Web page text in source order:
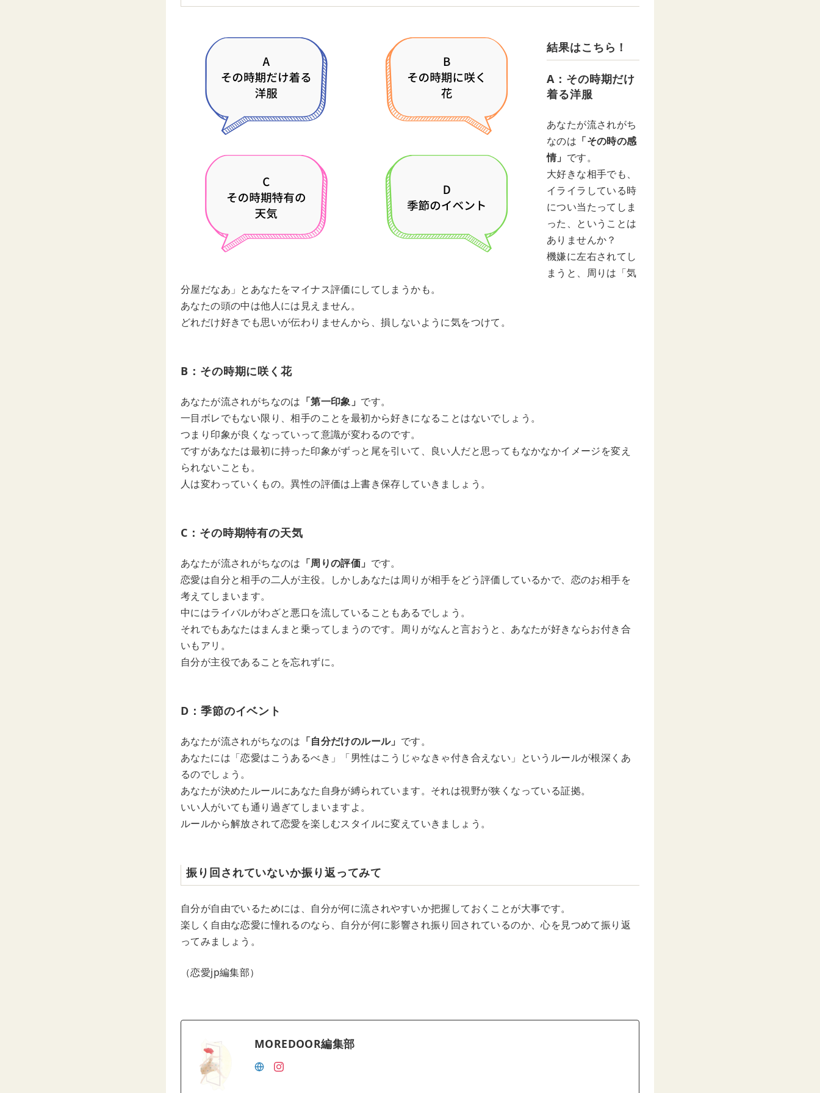
結果はこちら！
A：その時期だけ
着る洋服
あなたが流されがち
なのは 「その時の感
情」 です。
大好きな相手でも、
イライラしている時
につい当たってしま
った、ということは
ありませんか？
機嫌に左右されてし
まうと、周りは「気
分屋だなあ」とあなたをマイナス評価にしてしまうかも。
あなたの頭の中は他人には見えません。
どれだけ好きでも思いが伝わりませんから、損しないように気をつけて。
B：その時期に咲く花
あなたが流されがちなのは 「第一印象」 です。
一目ボレでもない限り、相手のことを最初から好きになることはないでしょう。
つまり印象が良くなっていって意識が変わるのです。
ですがあなたは最初に持った印象がずっと尾を引いて、良い人だと思ってもなかなかイメージを変え
られないことも。
人は変わっていくもの。異性の評価は上書き保存していきましょう。
C：その時期特有の天気
あなたが流されがちなのは 「周りの評価」 です。
恋愛は自分と相手の二人が主役。しかしあなたは周りが相手をどう評価しているかで、恋のお相手を
考えてしまいます。
中にはライバルがわざと悪口を流していることもあるでしょう。
それでもあなたはまんまと乗ってしまうのです。周りがなんと言おうと、あなたが好きならお付き合
いもアリ。
自分が主役であることを忘れずに。
D：季節のイベント
あなたが流されがちなのは 「自分だけのルール」 です。
あなたには「恋愛はこうあるべき」「男性はこうじゃなきゃ付き合えない」というルールが根深くあ
るのでしょう。
あなたが決めたルールにあなた自身が縛られています。それは視野が狭くなっている証拠。
いい人がいても通り過ぎてしまいますよ。
ルールから解放されて恋愛を楽しむスタイルに変えていきましょう。
振り回されていないか振り返ってみて
自分が自由でいるためには、自分が何に流されやすいか把握しておくことが大事です。
楽しく自由な恋愛に憧れるのなら、自分が何に影響され振り回されているのか、心を見つめて振り返
ってみましょう。
（恋愛jp編集部）
MOREDOOR編集部